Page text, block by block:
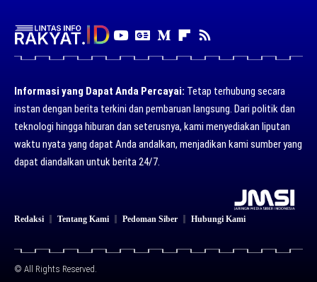
Informasi yang Dapat Anda Percayai: Tetap terhubung secara
instan dengan berita terkini dan pembaruan langsung. Dari politik dan
teknologi hingga hiburan dan seterusnya, kami menyediakan liputan
waktu nyata yang dapat Anda andalkan, menjadikan kami sumber yang
dapat diandalkan untuk berita 24/7.
Redaksi Tentang Kami Pedoman Siber Hubungi Kami
© All Rights Reserved.